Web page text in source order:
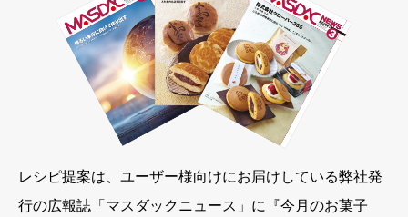
レシピ提案は、ユーザー様向けにお届けしている弊社発
行の広報誌「マスダックニュース」に『今月のお菓子